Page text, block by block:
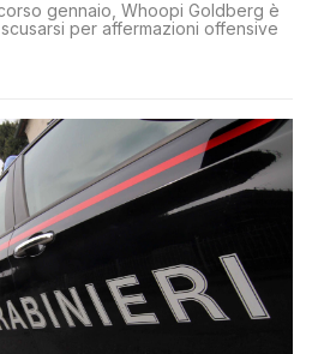
gennaio, Whoopi Goldberg è
per affermazioni offensive